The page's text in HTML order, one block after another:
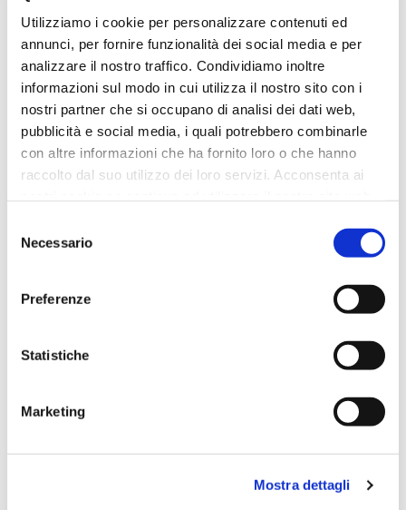
Utilizziamo i cookie per personalizzare contenuti ed
annunci, per fornire funzionalità dei social media e per
analizzare il nostro traffico. Condividiamo inoltre
informazioni sul modo in cui utilizza il nostro sito con i
nostri partner che si occupano di analisi dei dati web,
pubblicità e social media, i quali potrebbero combinarle
con altre informazioni che ha fornito loro o che hanno
raccolto dal suo utilizzo dei loro servizi. Acconsenta ai
delNecessario
Preferenze
Statistiche
Marketing
Mostra dettagli
precisazione che tali indirizzi PEC sono
utilizzabili con valore legale anche per
comunicazioni legate alla sfera privata del
cittadino persona fisica.
Di seguito la comunicazione:
pdf
Pubblicazione Indirizzo digitale(628 KB)
Ultima modifica: 01 Luglio 2025
certificati di malattia, di utilità per tutti i
Certificati Malattia